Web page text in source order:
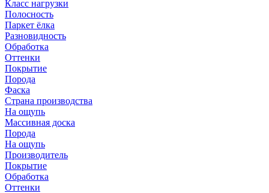
Класс нагрузки
Полосность
Паркет ёлка
Разновидность
Обработка
Оттенки
Покрытие
Порода
Фаска
Страна производства
На ощупь
Массивная доска
Порода
На ощупь
Производитель
Покрытие
Обработка
Оттенки